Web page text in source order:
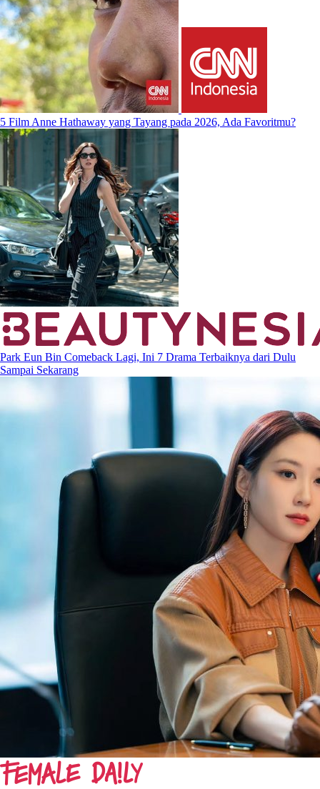
5 Film Anne Hathaway yang Tayang pada 2026, Ada Favoritmu?
Park Eun Bin Comeback Lagi, Ini 7 Drama Terbaiknya dari Dulu
Sampai Sekarang